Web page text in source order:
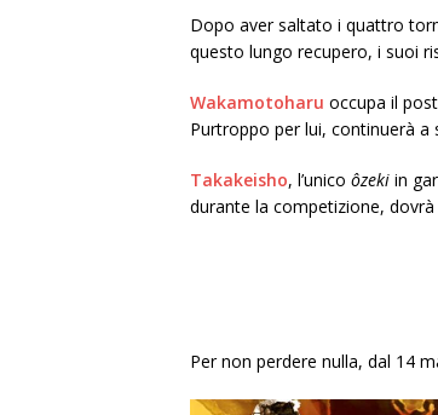
Dopo aver saltato i quattro
questo lungo recupero, i suoi
Wakamotoharu occupa il
Purtroppo per lui, continuerà a
Takakeisho, l’unico ôzeki in
durante la competizione,
Per non perdere nulla, dal 14